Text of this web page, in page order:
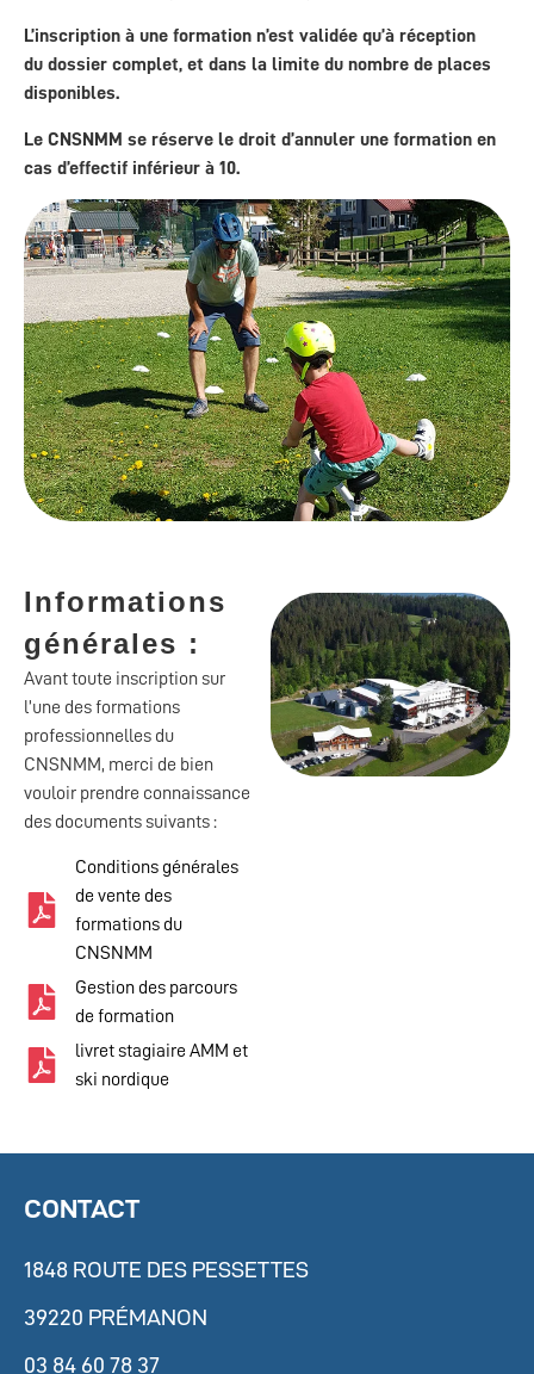
L’inscription à une formation n’est validée qu’à réception
du dossier complet, et dans la limite du nombre de places
disponibles.
Le CNSNMM se réserve le droit d’annuler une formation en
cas d’effectif inférieur à 10.
Informations
générales :
Avant toute inscription sur
l’une des formations
professionnelles du
CNSNMM, merci de bien
vouloir prendre connaissance
des documents suivants :
Conditions générales
de vente des
formations du
CNSNMM
Gestion des parcours
de formation
livret stagiaire AMM et
ski nordique
CONTACT
1848 ROUTE DES PESSETTES
39220 PRÉMANON
03 84 60 78 37